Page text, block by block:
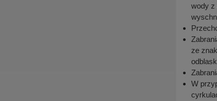
wody z
ze
W